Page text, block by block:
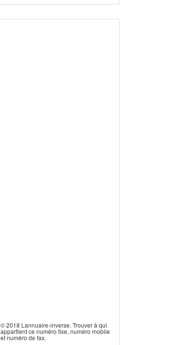
© 2018 Lannuaire-inverse. Trouver à qui
appartient ce numéro fixe, numéro mobile
et numéro de fax.